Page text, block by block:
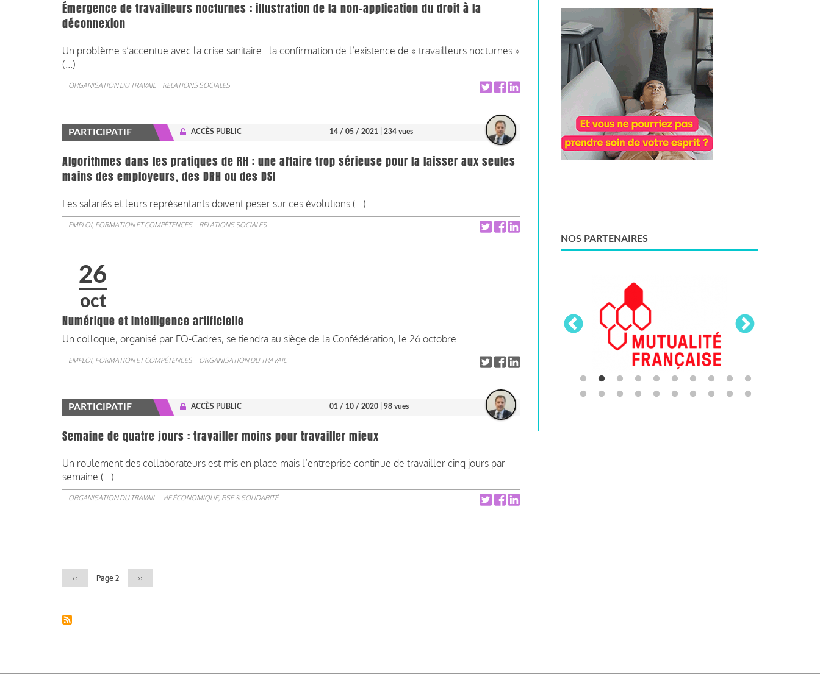
Émergence de travailleurs nocturnes : illustration de la non-application du droit à la
déconnexion
Un problème s’accentue avec la crise sanitaire : la confirmation de l’existence de « travailleurs nocturnes »
(...)
ORGANISATION DU TRAVAIL RELATIONS SOCIALES
PARTICIPATIF ACCÈS PUBLIC 14 / 05 / 2021 | 234 vues
Algorithmes dans les pratiques de RH : une affaire trop sérieuse pour la laisser aux seules
mains des employeurs, des DRH ou des DSI
Les salariés et leurs représentants doivent peser sur ces évolutions (...)
EMPLOI, FORMATION ET COMPÉTENCES RELATIONS SOCIALES
26
oct
Numérique et Intelligence artificielle
Un colloque, organisé par FO-Cadres, se tiendra au siège de la Confédération, le 26 octobre.
EMPLOI, FORMATION ET COMPÉTENCES ORGANISATION DU TRAVAIL
PARTICIPATIF ACCÈS PUBLIC 01 / 10 / 2020 | 98 vues
Semaine de quatre jours : travailler moins pour travailler mieux
Un roulement des collaborateurs est mis en place mais l’entreprise continue de travailler cinq jours par
semaine (...)
ORGANISATION DU TRAVAIL VIE ÉCONOMIQUE, RSE & SOLIDARITÉ
Page
précédente
‹‹ Page 2
Page
suivante
››
NOS PARTENAIRES